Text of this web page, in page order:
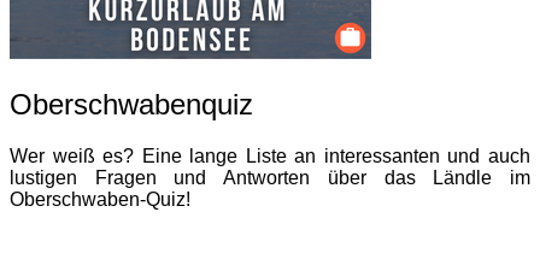
Oberschwabenquiz
Wer weiß es? Eine lange Liste an interessanten und auch
lustigen Fragen und Antworten über das Ländle im
Oberschwaben-Quiz!